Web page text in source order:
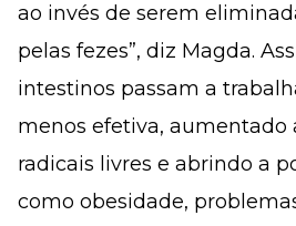
ao invés de serem
pelas fezes”, diz Magda.
intestinos passam a
menos efetiva, aumentado
radicais livres e abrindo a
como obesidade,